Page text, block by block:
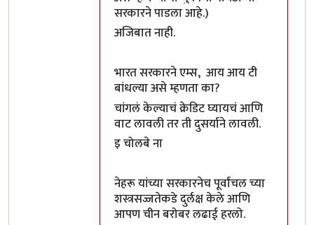
सरकारने पाडला आहे.)
अजिबात नाही.
भारत सरकारने एम्स, आय आय टी
बांधल्या असे म्हणता का?
चांगलं केल्याचं क्रेडिट घ्यायचं आणि
वाट लावली तर ती दुसर्याने लावली.
इ चोलबे ना
नेहरू यांच्या सरकारनेच पूर्वांचल च्या
शस्त्रसज्जतेकडे दुर्लक्ष केले आणि
आपण चीन बरोबर लढाई हरलो.